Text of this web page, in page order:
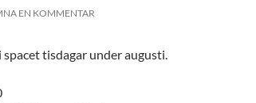
EN KOMMENTAR
tisdagar under augusti.